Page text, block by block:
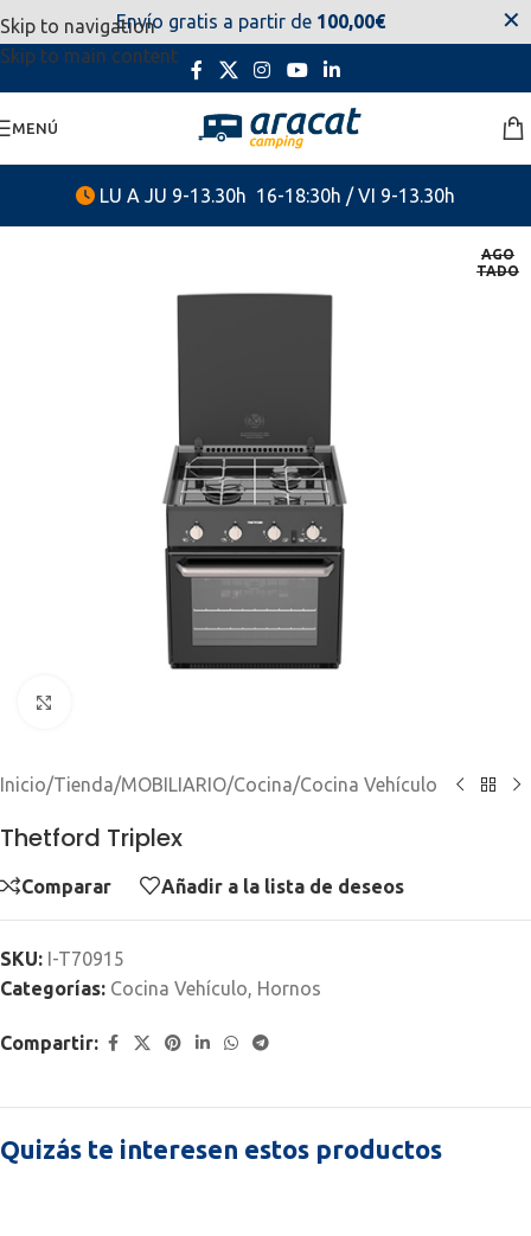
Skip to navigation
Skip to main content
estaremos disponibles. Disculpen las molestias.
MENÚ
LU A JU 9-13.30h 16-18:30h / VI 9-13.30h
Envío gratis a partir de 100,00€ ✕
AGO
TADO
Inicio/Tienda/MOBILIARIO/Cocina/Cocina Vehículo
Thetford Triplex
Comparar Añadir a la lista de deseos
SKU: I-T70915
Categorías: Cocina Vehículo, Hornos
Compartir:
Quizás te interesen estos productos